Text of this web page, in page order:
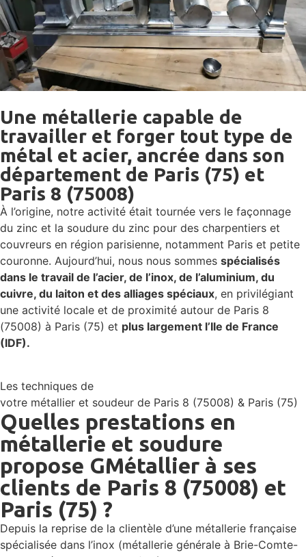
Une métallerie capable de
travailler et forger tout type de
métal et acier, ancrée dans son
département de Paris (75) et
Paris 8 (75008)
À l’origine, notre activité était tournée vers le façonnage
du zinc et la soudure du zinc pour des charpentiers et
couvreurs en région parisienne, notamment Paris et petite
couronne. Aujourd’hui, nous nous sommes spécialisés
dans le travail de l’acier, de l’inox, de l’aluminium, du
cuivre, du laiton et des alliages spéciaux, en privilégiant
une activité locale et de proximité autour de Paris 8
(75008) à Paris (75) et plus largement l’Ile de France
(IDF).
Les techniques de
votre métallier et soudeur de Paris 8 (75008) & Paris (75)
Quelles prestations en
métallerie et soudure
propose GMétallier à ses
clients de Paris 8 (75008) et
Paris (75) ?
Depuis la reprise de la clientèle d’une métallerie française
spécialisée dans l’inox (métallerie générale à Brie-Comte-